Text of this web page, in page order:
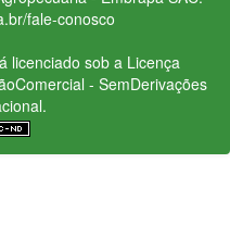
fale-conosco
licenciado sob a Licença
- SemDerivações